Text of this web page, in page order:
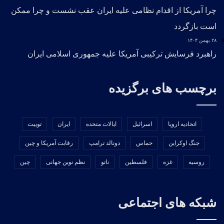
Eko Ernada
Middle East Monitor ایالات متحده
ایران
چرا آمریکا از اقدام نظامی علیه ایران عقب نشست و چرا ممکن
است بازگردد
۲۸ بهمن ۱۴۰۴
راهبرد فرسایش ترکیبی آمریکا علیه جمهوری اسلامی ایران
برچسب های برگزیده
اتحادیه اروپا اسرائیل ایالات متحده ایران توییت
جنگ اوکراین حماس دونالد ترامپ رقابت آمریکا و چین
روسیه غزه فلسطین ناتو نظم نوین جهانی چین
شبکه های اجتماعی